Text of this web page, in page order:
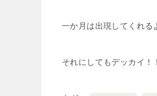
一か月は出現してくれる
それにしてもデッカイ